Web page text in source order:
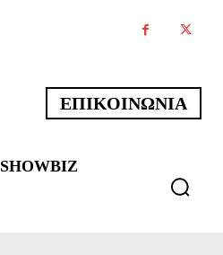
ΕΠΙΚΟΙΝΩΝΙΑ
SHOWBIZ